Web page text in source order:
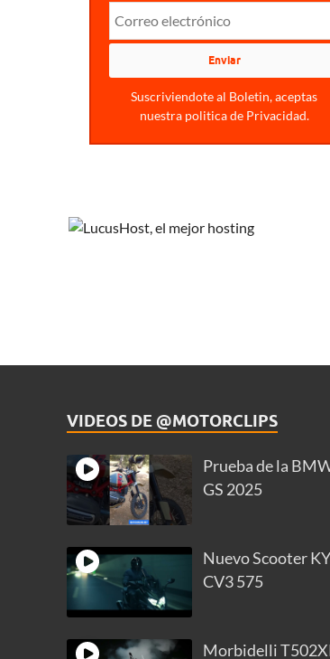
Suscriviendote al Boletin, aceptas
nuestra politica de Privacidad.
VIDEOS DE @MOTORCLIPS
Prueba de la
GS 2025
Nuevo Scooter
CV3 575
Morbidelli